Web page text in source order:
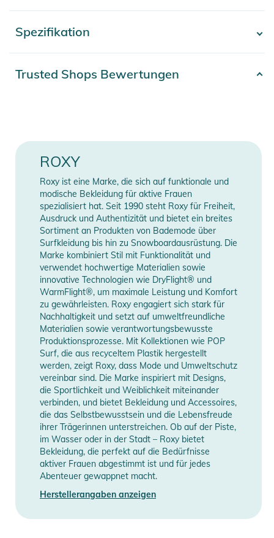
- Zusammensetzung: 100 % Baumwolle
Sicherheitshinweise
Spezifikation
Erscheinungsjahr 2026
Manufacturer
Information
Herstellerangaben
anzeigen
Trusted Shops Bewertungen
ROXY
Roxy ist eine Marke, die sich auf funktionale und
modische Bekleidung für aktive Frauen
spezialisiert hat. Seit 1990 steht Roxy für Freiheit,
Ausdruck und Authentizität und bietet ein breites
Sortiment an Produkten von Bademode über
Surfkleidung bis hin zu Snowboardausrüstung. Die
Marke kombiniert Stil mit Funktionalität und
verwendet hochwertige Materialien sowie
innovative Technologien wie DryFlight® und
WarmFlight®, um maximale Leistung und Komfort
zu gewährleisten. Roxy engagiert sich stark für
Nachhaltigkeit und setzt auf umweltfreundliche
Materialien sowie verantwortungsbewusste
Produktionsprozesse. Mit Kollektionen wie POP
Surf, die aus recyceltem Plastik hergestellt
werden, zeigt Roxy, dass Mode und Umweltschutz
vereinbar sind. Die Marke inspiriert mit Designs,
die Sportlichkeit und Weiblichkeit miteinander
verbinden, und bietet Bekleidung und Accessoires,
die das Selbstbewusstsein und die Lebensfreude
ihrer Trägerinnen unterstreichen. Ob auf der Piste,
im Wasser oder in der Stadt – Roxy bietet
Bekleidung, die perfekt auf die Bedürfnisse
aktiver Frauen abgestimmt ist und für jedes
Abenteuer gewappnet macht.
Herstellerangaben anzeigen